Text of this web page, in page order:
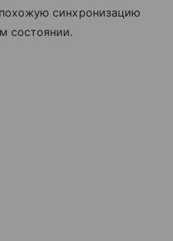
синхронизацию
состоянии.